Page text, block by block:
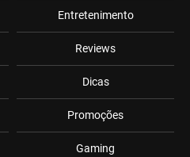
Entretenimento
Reviews
Dicas
Promoções
Gaming